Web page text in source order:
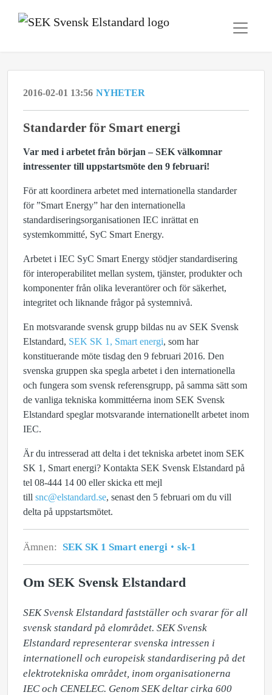
2016-02-01 13:56 NYHETER
Standarder för Smart energi
Var med i arbetet från början – SEK välkomnar
intressenter till uppstartsmöte den 9 februari!
För att koordinera arbetet med internationella standarder
för ”Smart Energy” har den internationella
standardiseringsorganisationen IEC inrättat en
systemkommitté, SyC Smart Energy.
Arbetet i IEC SyC Smart Energy stödjer standardisering
för interoperabilitet mellan system, tjänster, produkter och
komponenter från olika leverantörer och för säkerhet,
integritet och liknande frågor på systemnivå.
En motsvarande svensk grupp bildas nu av SEK Svensk
Elstandard, SEK SK 1, Smart energi, som har
konstituerande möte tisdag den 9 februari 2016. Den
svenska gruppen ska spegla arbetet i den internationella
och fungera som svensk referensgrupp, på samma sätt som
de vanliga tekniska kommittéerna inom SEK Svensk
Elstandard speglar motsvarande internationellt arbetet inom
IEC.
Är du intresserad att delta i det tekniska arbetet inom SEK
SK 1, Smart energi? Kontakta SEK Svensk Elstandard på
tel 08-444 14 00 eller skicka ett mejl
till snc@elstandard.se, senast den 5 februari om du vill
delta på uppstartsmötet.
Ämnen: SEK SK 1 Smart energi sk-1
Om SEK Svensk Elstandard
SEK Svensk Elstandard fastställer och svarar för all
svensk standard på elområdet. SEK Svensk
Elstandard representerar svenska intressen i
internationell och europeisk standardisering på det
elektrotekniska området, inom organisationerna
IEC och CENELEC. Genom SEK deltar cirka 600